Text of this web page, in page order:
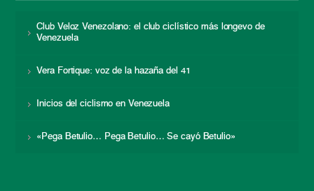
Club Veloz Venezolano: el club ciclístico más longevo de
Venezuela
Vera Fortique: voz de la hazaña del 41
Inicios del ciclismo en Venezuela
«Pega Betulio… Pega Betulio… Se cayó Betulio»